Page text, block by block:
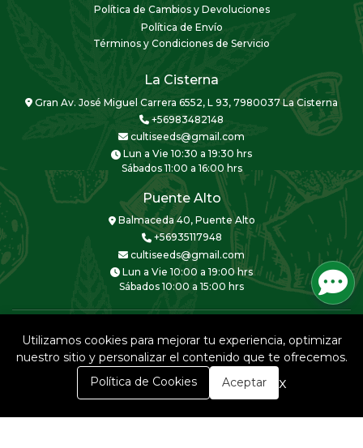
Política de Cambios y Devoluciones
Política de Envío
Términos y Condiciones de Servicio
La Cisterna
Gran Av. José Miguel Carrera 6552, L 93, 7980037 La Cisterna
+56983482148
cultiseeds@gmail.com
Lun a Vie 10:30 a 19:30 hrs
Sábados 11:00 a 16:00 hrs
Puente Alto
Balmaceda 40, Puente Alto
+56935117948
cultiseeds@gmail.com
Lun a Vie 10:00 a 19:00 hrs
Sábados 10:00 a 15:00 hrs
CULTISEEDS © 2026
Creado porBsale
0
Utilizamos cookies para mejorar tu experiencia, optimizar
nuestro sitio y personalizar el contenido que te ofrecemos.
Política de Cookies
Aceptar x